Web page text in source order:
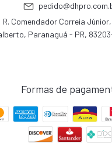
R. Comendador Correia
Paranaguá - PR,
Formas de